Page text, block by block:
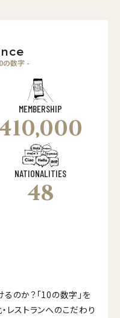
の数字 -
MEMBERSHIP
NATIONALITIES
48
のか？「10の数字」を
レストランへのこだわり